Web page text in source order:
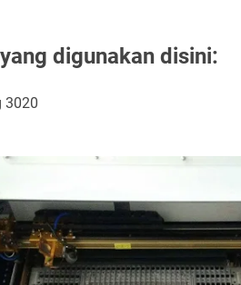
digunakan disini:
3020